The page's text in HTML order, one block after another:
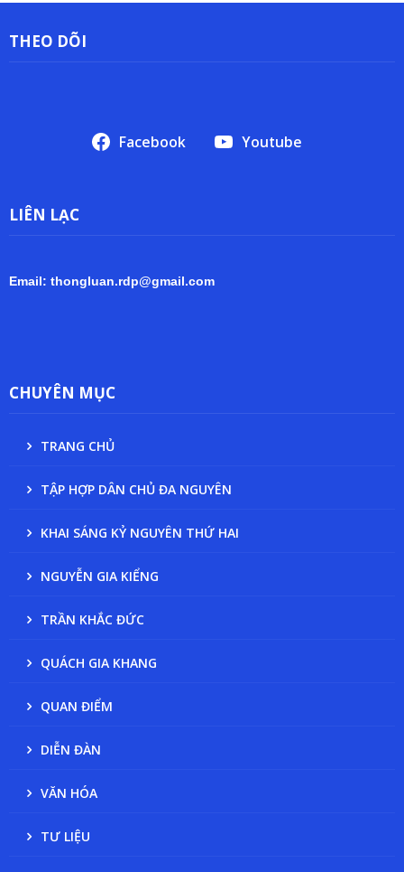
THEO DÕI
Facebook Youtube
LIÊN LẠC
Email: thongluan.rdp@gmail.com
CHUYÊN MỤC
TRANG CHỦ
TẬP HỢP DÂN CHỦ ĐA NGUYÊN
KHAI SÁNG KỶ NGUYÊN THỨ HAI
NGUYỄN GIA KIỂNG
TRẦN KHẮC ĐỨC
QUÁCH GIA KHANG
QUAN ĐIỂM
DIỄN ĐÀN
VĂN HÓA
TƯ LIỆU